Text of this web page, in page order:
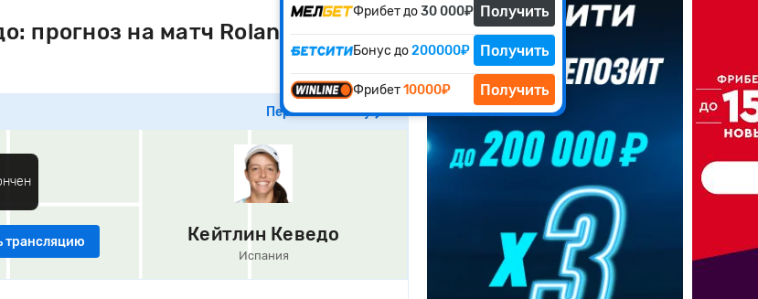
Фрибет до30 000₽ Получить
Бонус до200000₽ Получить
Фрибет10000₽ Получить
прогноз на матч Roland Garros,
Перейти к матчу
Кейтлин Кеведо
Испания
трансляцию